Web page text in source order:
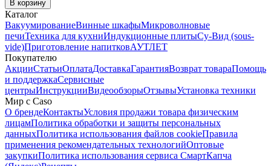
В корзину
Каталог
ВакуумированиеВинные шкафыМикроволновые
печиТехника для кухниИндукционные плитыСу-Вид (sous-
vide)Приготовление напитковАУТЛЕТ
Покупателю
АкцииСтатьиОплатаДоставкаГарантияВозврат товараПомощь
и поддержкаСервисные
центрыИнструкцииВидеообзорыОтзывыУстановка техники
Мир с Caso
О брендеКонтактыУсловия продажи товара физическим
лицамПолитика обработки и защиты персональных
данныхПолитика использования файлов cookieПравила
применения рекомендательных технологийОптовые
закупкиПолитика использования сервиса СмартКапча